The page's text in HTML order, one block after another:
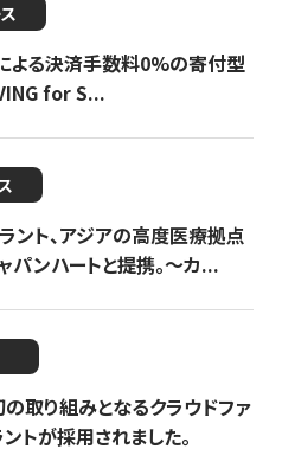
よる決済手数料0%の寄付型
for S...
ント、アジアの高度医療拠点
ンハートと提携。〜カ...
取り組みとなるクラウドファ
トが採用されました。